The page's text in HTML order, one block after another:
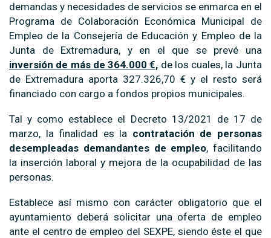
demandas y necesidades de servicios se enmarca en el
Programa de Colaboración Económica Municipal de
Empleo de la Consejería de Educación y Empleo de la
Junta de Extremadura, y en el que se prevé una
inversión de más de 364.000 €, de los cuales, la Junta
de Extremadura aporta 327.326,70 € y el resto será
financiado con cargo a fondos propios municipales.
Tal y como establece el Decreto 13/2021 de 17 de
marzo, la finalidad es la contratación de personas
desempleadas demandantes de empleo, facilitando
la inserción laboral y mejora de la ocupabilidad de las
personas.
Establece así mismo con carácter obligatorio que el
ayuntamiento deberá solicitar una oferta de empleo
ante el centro de empleo del SEXPE, siendo éste el que